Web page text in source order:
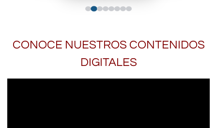
CONOCE NUESTROS CONTENIDOS
DIGITALES